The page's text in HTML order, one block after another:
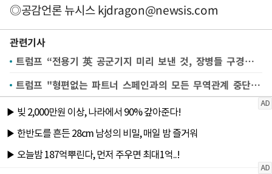
◎공감언론 뉴시스kjdragon@newsis.com
관련기사
트럼프 “전용기 英 공군기지 미리 보낸 것, 장병들 구경하라고”
트럼프 "형편없는 파트너 스페인과의 모든 무역관계 중단"(종합)